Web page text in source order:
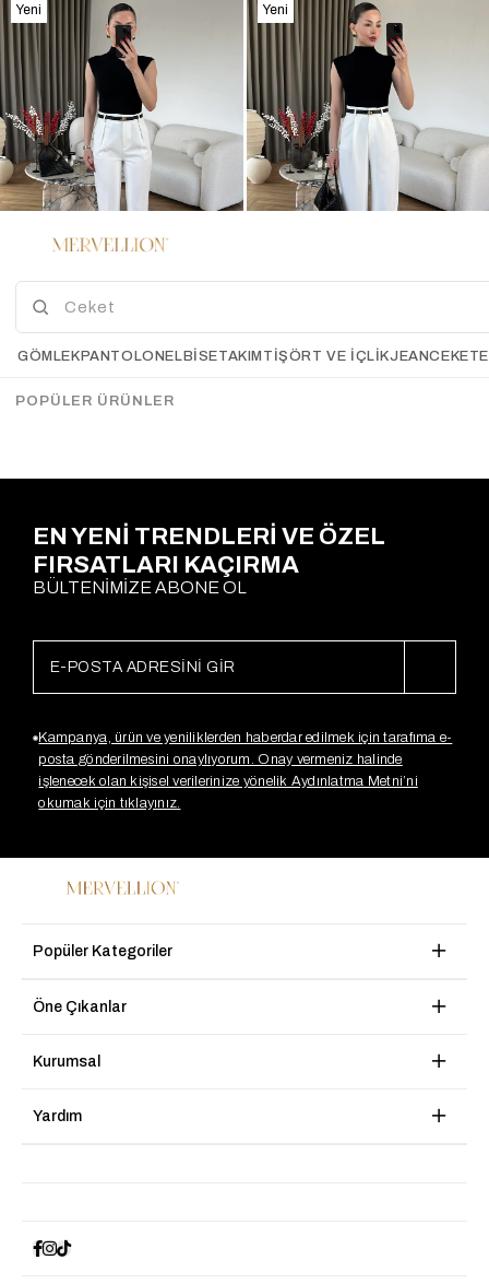
Mary Kalem Pantolon BEYAZ
$30.15
Yeni
Ürün
Lara Premium Palazzo
Pantolon BEYAZ
Yeni
Ürün
EN YENİ TRENDLERİ VE ÖZEL
FIRSATLARI KAÇIRMA
BÜLTENİMİZE ABONE OL
Kampanya, ürün ve yeniliklerden haberdar edilmek için tarafıma e-
posta gönderilmesini onaylıyorum. Onay vermeniz halinde
işlenecek olan kişisel verilerinize yönelik Aydınlatma Metni’ni
okumak için tıklayınız.
Popüler Kategoriler
Öne Çıkanlar
Kurumsal
Yardım
GÖMLEK PANTOLON ELBİSETAKIM TIŞÖRT VE İÇLIKJEANCEKET
POPÜLER ÜRÜNLER